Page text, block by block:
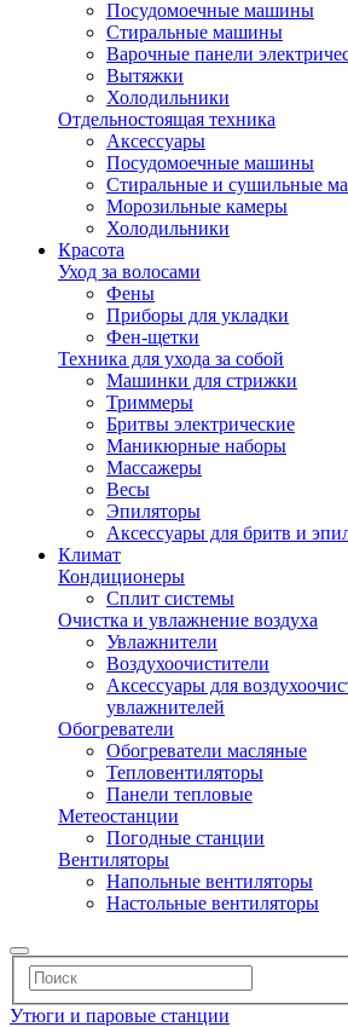
Посудомоечные машины
Стиральные машины
Варочные панели
Вытяжки
Холодильники
Отдельностоящая техника
Аксессуары
Посудомоечные машины
Стиральные и сушильные
Морозильные камеры
Холодильники
Красота
Уход за волосами
Фены
Приборы для укладки
Фен-щетки
Техника для ухода за собой
Машинки для стрижки
Триммеры
Бритвы электрические
Маникюрные наборы
Массажеры
Весы
Эпиляторы
Аксессуары для бритв и
Климат
Кондиционеры
Сплит системы
Очистка и увлажнение воздуха
Увлажнители
Воздухоочистители
Аксессуары для
увлажнителей
Обогреватели
Обогреватели масляные
Тепловентиляторы
Панели тепловые
Метеостанции
Погодные станции
Вентиляторы
Напольные вентиляторы
Настольные вентиляторы
Утюги и паровые станции